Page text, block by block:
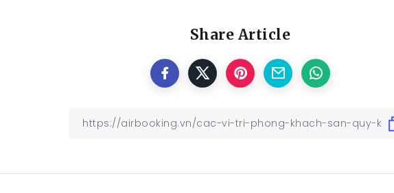
Share Article